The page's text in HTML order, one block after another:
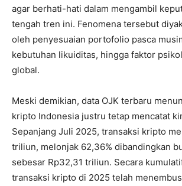
agar berhati-hati dalam mengambil
tengah tren ini. Fenomena tersebut
oleh penyesuaian portofolio pasca
kebutuhan likuiditas, hingga faktor
global.
Meski demikian, data OJK terbaru
kripto Indonesia justru tetap mencatat
Sepanjang Juli 2025, transaksi kripto
triliun, melonjak 62,36% dibandingkan
sebesar Rp32,31 triliun. Secara
transaksi kripto di 2025 telah